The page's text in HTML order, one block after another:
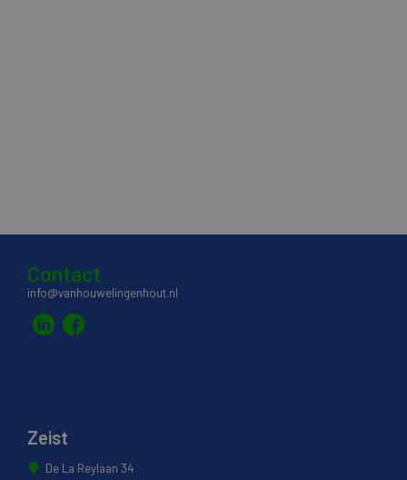
Contact
info@vanhouwelingenhout.nl
Zeist
De La Reylaan 34